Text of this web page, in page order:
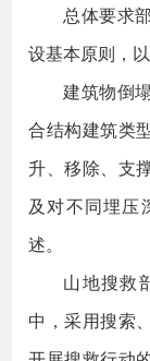
总体要求
设基本原则，
建筑物倒
合结构建筑类
升、移除、支
及对不同埋压
述。
山地搜救
中，采用搜索